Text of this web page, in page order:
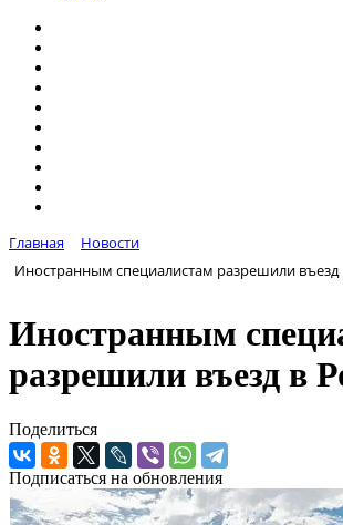
Главная
Новости
Иностранным специалистам разрешили въезд
Иностранным
разрешили въезд в
Поделиться
Подписаться на обновления